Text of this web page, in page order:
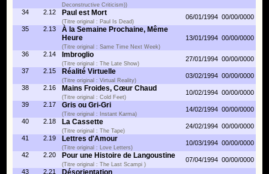
Deconstructive Criticism))
34 2.12 Paul est Mort
(Titre original : Paul Is Dead)
06/01/1994 00/00/0000
35
2.13
À la Semaine Prochaine, Même
Heure
(Titre original : Same Time Next Week)
13/01/1994 00/00/0000
36 2.14 Imbroglio
(Titre original : The Late Show)
27/01/1994 00/00/0000
37
2.15 Réalité Virtuelle
(Titre original : Virtual Reality)
03/02/1994 00/00/0000
38
2.16 Mains Froides, Cœur Chaud
(Titre original : Cold Feet)
10/02/1994 00/00/0000
39
2.17 Gris ou Gri-Gri
(Titre original : Instant Karma)
14/02/1994 00/00/0000
40
2.18 La Cassette
(Titre original : The Tape)
24/02/1994 00/00/0000
41
2.19 Lettres d'Amour
(Titre original : Love Letters)
10/03/1994 00/00/0000
42
2.20 Pour une Histoire de Langoustine
(Titre original : The Last Scampi )
07/04/1994 00/00/0000
43
2.21 Désorientation